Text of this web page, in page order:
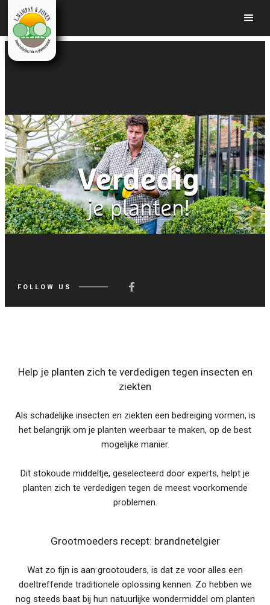
FOLLOW US
Help je planten zich te verdedigen tegen insecten en
ziekten
Als schadelijke insecten en ziekten een bedreiging vormen, is
het belangrijk om je planten weerbaar te maken, op de best
mogelijke manier.
Dit stokoude middeltje, geselecteerd door experts, helpt je
planten zich te verdedigen tegen de meest voorkomende
problemen.
Grootmoeders recept: brandnetelgier
Wat zo fijn is aan grootouders, is dat ze voor alles een
doeltreffende traditionele oplossing kennen. Zo hebben we
nog steeds baat bij hun natuurlijke wondermiddel om planten